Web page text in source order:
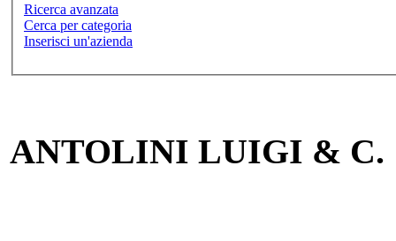
Ricerca avanzata
Cerca per categoria
Inserisci un'azienda
ANTOLINI LUIGI & C.